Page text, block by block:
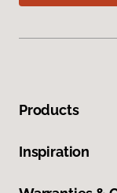
Products
Inspiration